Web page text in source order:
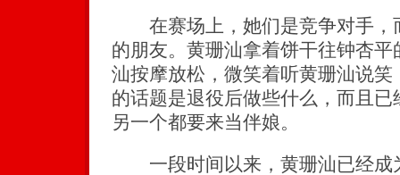
在赛场上，她们是竞争对手，
的朋友。黄珊汕拿着饼干往钟杏
汕按摩放松，微笑着听黄珊汕说
的话题是退役后做些什么，而且
另一个都要来当伴娘。
一段时间以来，黄珊汕已经成